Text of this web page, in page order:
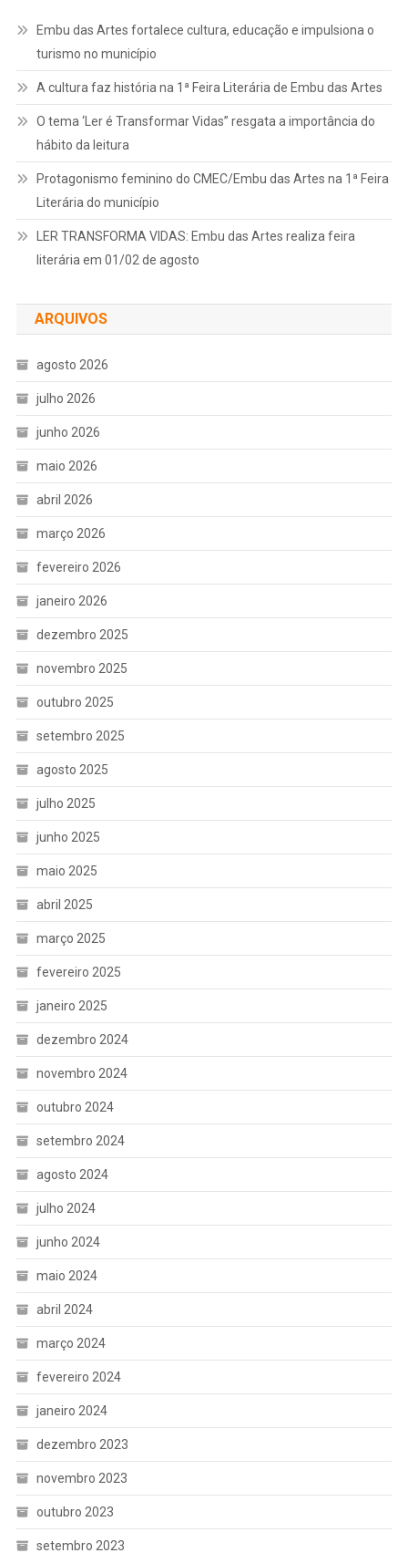
Embu das Artes fortalece cultura, educação e impulsiona o
turismo no município
A cultura faz história na 1ª Feira Literária de Embu das Artes
O tema ‘Ler é Transformar Vidas” resgata a importância do
hábito da leitura
Protagonismo feminino do CMEC/Embu das Artes na 1ª Feira
Literária do município
LER TRANSFORMA VIDAS: Embu das Artes realiza feira
literária em 01/02 de agosto
ARQUIVOS
agosto 2026
julho 2026
junho 2026
maio 2026
abril 2026
março 2026
fevereiro 2026
janeiro 2026
dezembro 2025
novembro 2025
outubro 2025
setembro 2025
agosto 2025
julho 2025
junho 2025
maio 2025
abril 2025
março 2025
fevereiro 2025
janeiro 2025
dezembro 2024
novembro 2024
outubro 2024
setembro 2024
agosto 2024
julho 2024
junho 2024
maio 2024
abril 2024
março 2024
fevereiro 2024
janeiro 2024
dezembro 2023
novembro 2023
outubro 2023
setembro 2023